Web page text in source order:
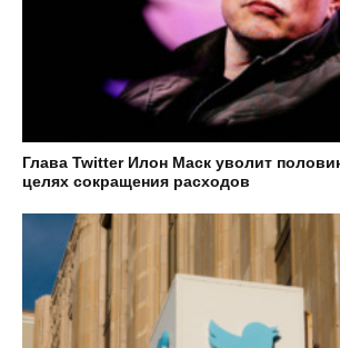
Глава Twitter Илон Маск уволит
целях сокращения расходов